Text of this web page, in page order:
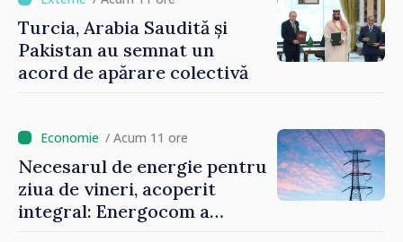
Turcia, Arabia Saudită și
Pakistan au semnat un
acord de apărare colectivă
/ Acum 11 ore
Necesarul de energie pentru
ziua de vineri, acoperit
integral: Energocom a